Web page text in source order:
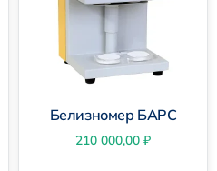
Белизномер БАРС
210 000,00 ₽